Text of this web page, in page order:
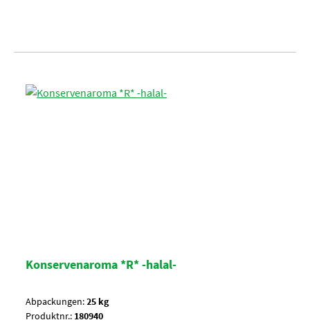
Konservenaroma *R* -halal-
Abpackungen:25 kg
Produktnr.: 180940